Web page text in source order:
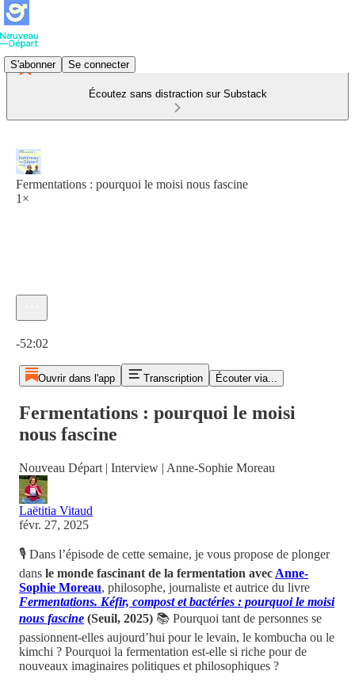
S'abonner Se connecter
Écoutez sans distraction sur Substack
Fermentations : pourquoi le moisi nous fascine
1×
-52:02
Ouvrir dans l'app Transcription Écouter via...
Fermentations : pourquoi le moisi
nous fascine
Nouveau Départ | Interview | Anne-Sophie Moreau
Laëtitia Vitaud
févr. 27, 2025
🎙️ Dans l’épisode de cette semaine, je vous propose de plonger
dans le monde fascinant de la fermentation avec Anne-
Sophie Moreau, philosophe, journaliste et autrice du livre
Fermentations. Kéfir, compost et bactéries : pourquoi le moisi
nous fascine (Seuil, 2025) 📚 Pourquoi tant de personnes se
passionnent-elles aujourd’hui pour le levain, le kombucha ou le
kimchi ? Pourquoi la fermentation est-elle si riche pour de
nouveaux imaginaires politiques et philosophiques ?